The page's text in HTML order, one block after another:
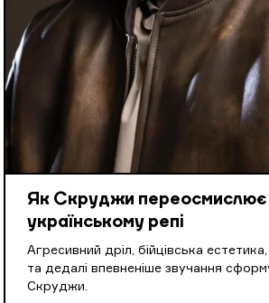
Як Скруджи переосмислює
українському репі
Агресивний дріл, бійцівська естетика,
та дедалі впевненіше звучання
Скруджи.